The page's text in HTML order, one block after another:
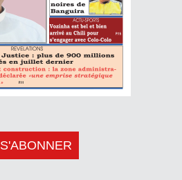
S'ABONNER